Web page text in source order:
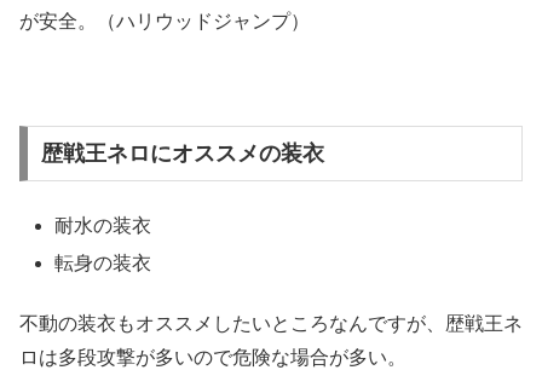
が安全。（ハリウッドジャンプ）
歴戦王ネロにオススメの装衣
耐水の装衣
転身の装衣
不動の装衣もオススメしたいところなんですが、歴戦王ネ
ロは多段攻撃が多いので危険な場合が多い。